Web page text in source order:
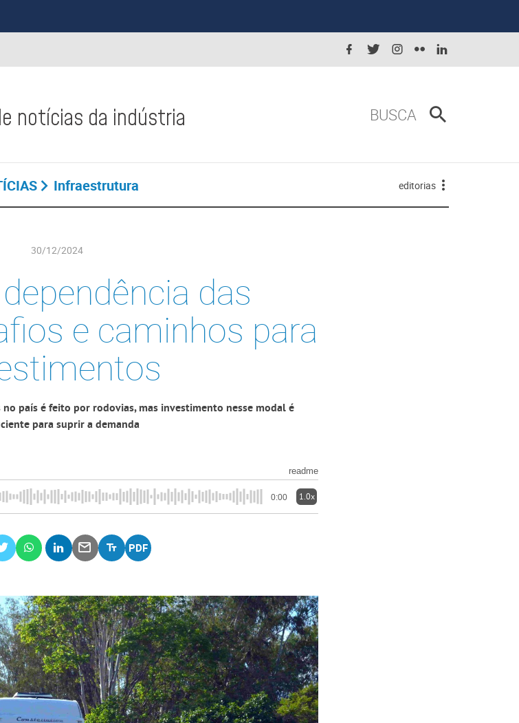
notícias da indústria BUSCA
Infraestrutura editorias
30/12/2024
das
e caminhos para
país é feito por rodovias, mas investimento nesse modal é
para suprir a demanda
readme
0:00 1.0x